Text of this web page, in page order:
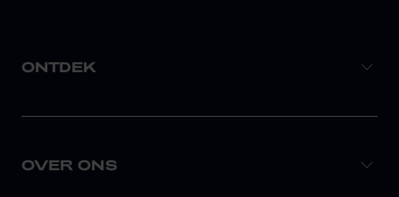
ONTDEK
OVER ONS